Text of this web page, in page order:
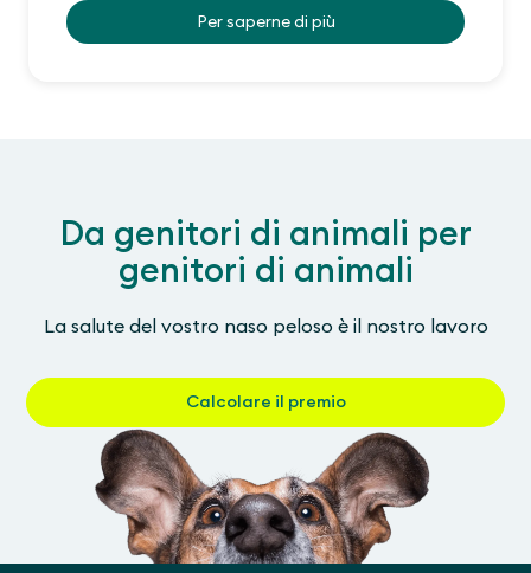
Per saperne di più
Da genitori di animali per
genitori di animali
La salute del vostro naso peloso è il nostro lavoro
Calcolare il premio